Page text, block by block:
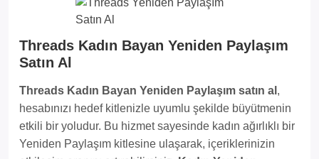
Threads Kadın Bayan Yeniden Paylaşım
Satın Al
Threads Kadın Bayan Yeniden Paylaşım satın al ,
hesabınızı hedef kitlenizle uyumlu şekilde büyütmenin
etkili bir yoludur. Bu hizmet sayesinde kadın ağırlıklı bir
Yeniden Paylaşım kitlesine ulaşarak, içeriklerinizin